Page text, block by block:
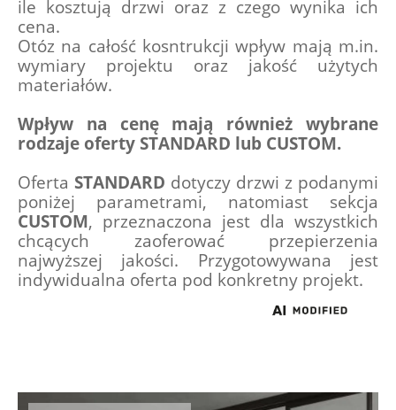
ile kosztują drzwi oraz z czego wynika ich
cena.
Otóz na całość kosntrukcji wpływ mają m.in.
wymiary projektu oraz jakość użytych
materiałów.
Wpływ na cenę mają również wybrane
rodzaje oferty STANDARD lub CUSTOM.
Oferta STANDARD dotyczy drzwi z podanymi
CUSTOM, przeznaczona jest dla wszystkich
chcących zaoferować przepierzenia
najwyższej jakości. Przygotowywana jest
indywidualna oferta pod konkretny projekt.